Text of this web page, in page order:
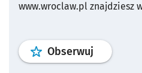
www.wroclaw.pl znajdziesz
Obserwuj profil